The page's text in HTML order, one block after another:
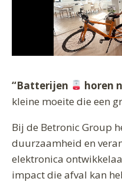
“Batterijen horen
kleine moeite die een
Bij de Betronic Group
duurzaamheid en
elektronica
impact die afval kan